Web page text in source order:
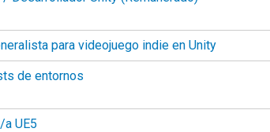
para videojuego indie en Unity
de entornos
UE5